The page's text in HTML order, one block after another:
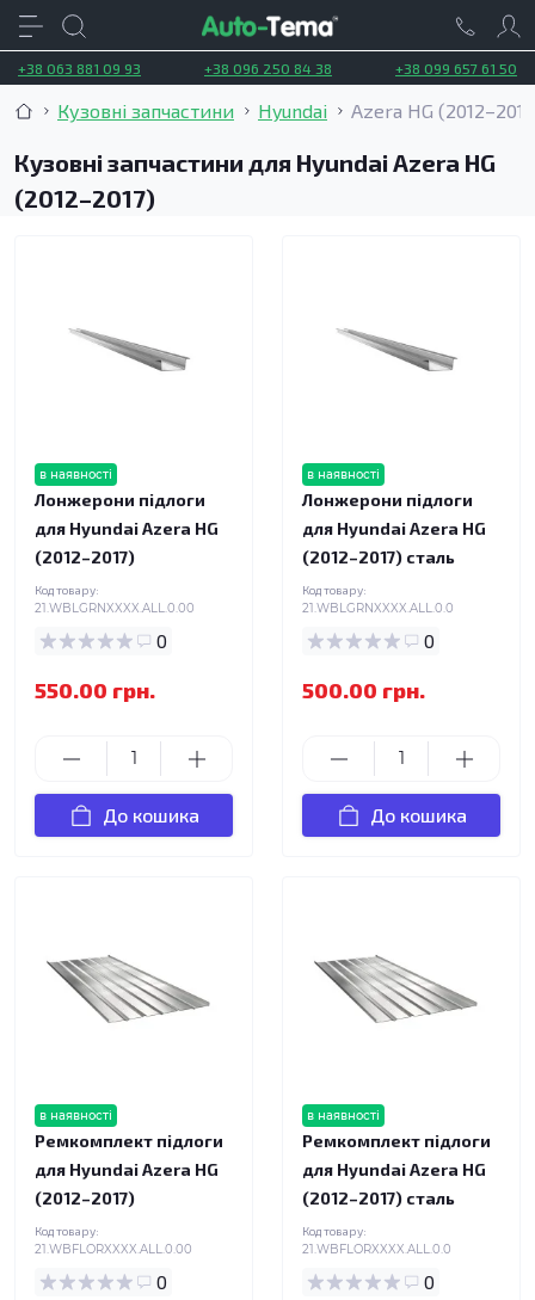
+38 063 881 09 93 +38 096 250 84 38 +38 099 657 61 50
Кузовні запчастини Hyundai Azera HG
Кузовні запчастини для Hyundai Azera HG
(2012–2017)
в наявності
Лонжерони підлоги
для Hyundai Azera HG
(2012–2017)
Код товару:
21.WBLGRNXXXX.ALL.0.00
0
550.00 грн.
До кошика
в наявності
Лонжерони підлоги
для Hyundai Azera HG
(2012–2017) сталь
Код товару:
21.WBLGRNXXXX.ALL.0.0
0
500.00 грн.
До кошика
в наявності
Ремкомплект підлоги
для Hyundai Azera HG
(2012–2017)
Код товару:
21.WBFLORXXXX.ALL.0.00
0
в наявності
Ремкомплект підлоги
для Hyundai Azera HG
(2012–2017) сталь
Код товару:
21.WBFLORXXXX.ALL.0.0
0